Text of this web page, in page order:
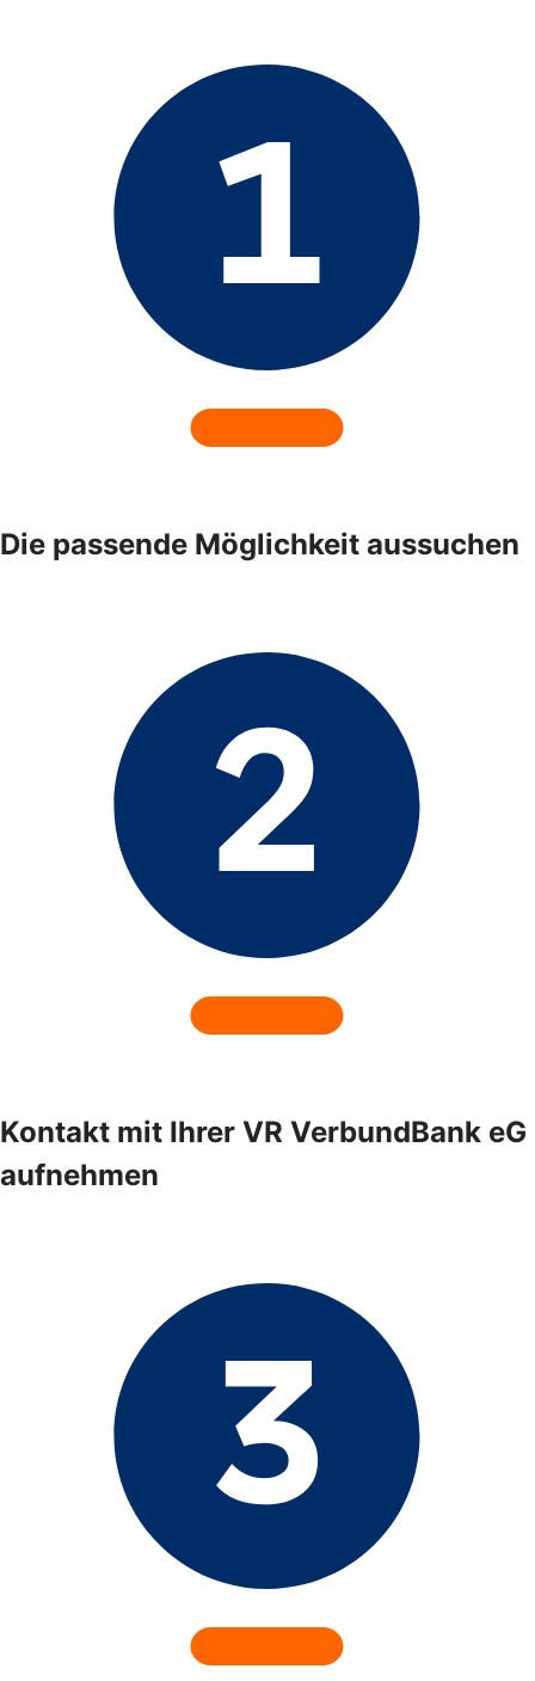
Die passende Möglichkeit aussuchen
Kontakt mit Ihrer VR VerbundBank eG
aufnehmen